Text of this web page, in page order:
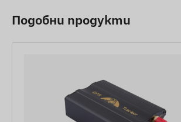
Подобни продукти